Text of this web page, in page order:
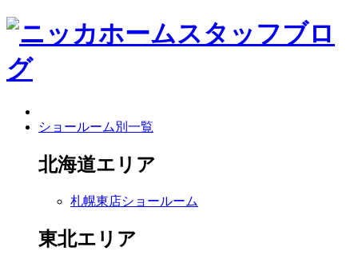
ショールーム別一覧
北海道エリア
札幌東店ショールーム
東北エリア